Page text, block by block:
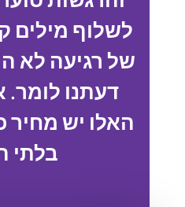
לשלוף מילים
של רגיעה לא
דעתנו לומר.
האלו יש מחיר
בלתי